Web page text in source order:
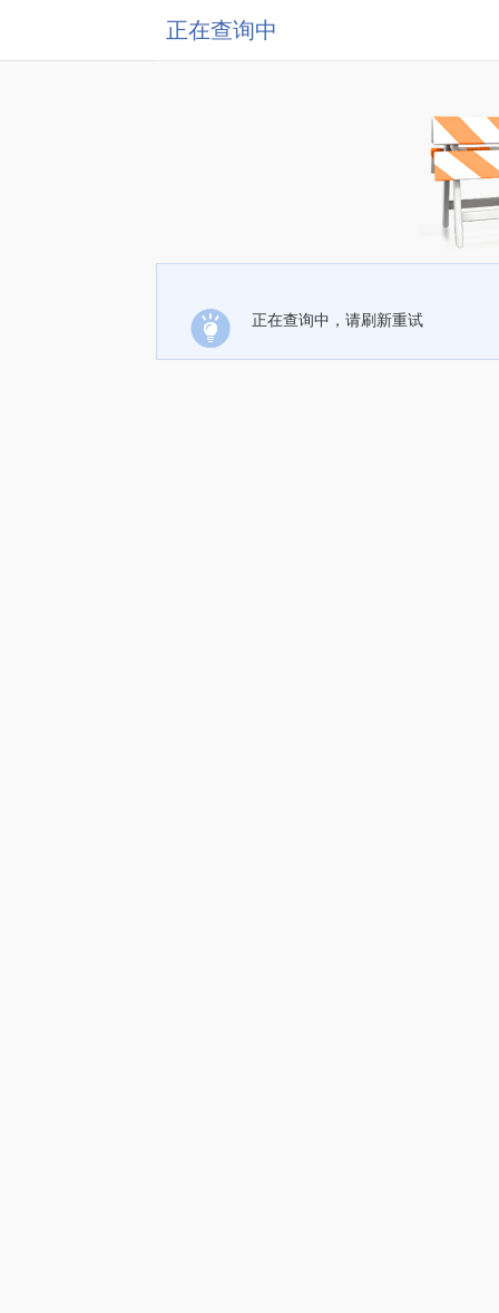
正在查询中
正在查询中，请刷新重试